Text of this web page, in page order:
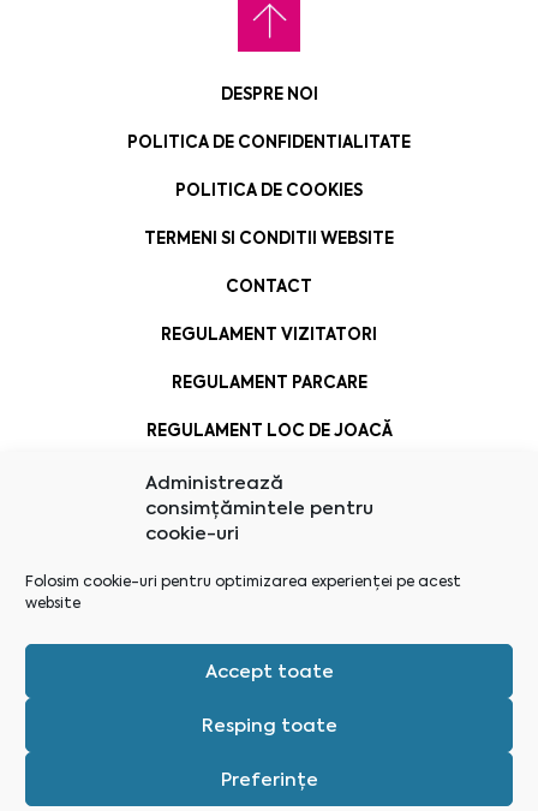
Administrează
consimțămintele pentru
cookie-uri
Folosim cookie-uri pentru optimizarea experienței pe acest
website
Accept toate
Resping toate
Preferințe
DESPRE NOI
POLITICA DE CONFIDENTIALITATE
POLITICA DE COOKIES
TERMENI SI CONDITII WEBSITE
CONTACT
REGULAMENT VIZITATORI
REGULAMENT PARCARE
REGULAMENT LOC DE JOACĂ